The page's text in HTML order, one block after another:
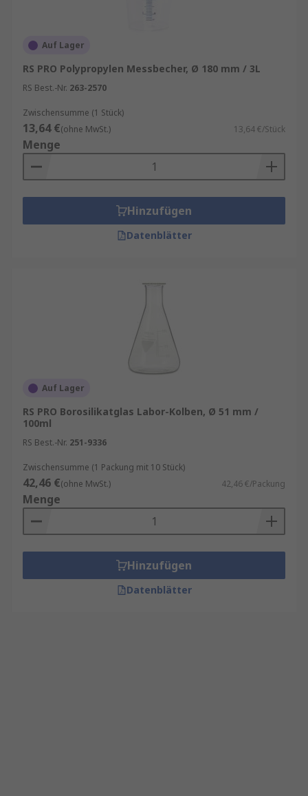
Auf Lager
RS PRO Polypropylen Messbecher, Ø 180 mm / 3L
RS Best.-Nr. 263-2570
Zwischensumme (1 Stück)
13,64 €(ohne MwSt.) 13,64 €/Stück
Menge
Hinzufügen
Datenblätter
Auf Lager
RS PRO Borosilikatglas Labor-Kolben, Ø 51 mm /
100ml
RS Best.-Nr. 251-9336
Zwischensumme (1 Packung mit 10 Stück)
42,46 €(ohne MwSt.) 42,46 €/Packung
Menge
Hinzufügen
Datenblätter